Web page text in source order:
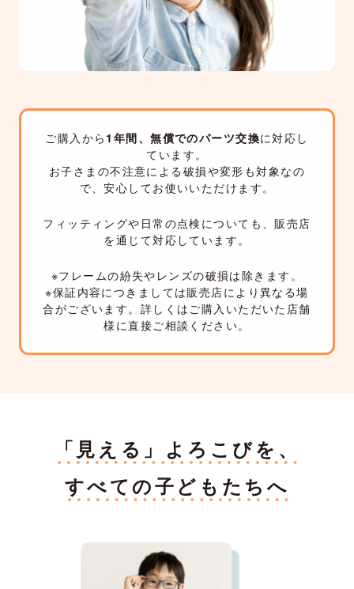
ご購入から 1年間、無償でのパーツ交換に対応し
ています。
お子さまの不注意による破損や変形も対象なの
で、安心してお使いいただけます。
フィッティングや日常の点検についても、販売店
を通じて対応しています。
※フレームの紛失やレンズの破損は除きます。
※保証内容につきましては販売店により異なる場
合がございます。詳しくはご購入いただいた店舗
様に直接ご相談ください。
「見える」よろこびを、
すべての子どもたちへ